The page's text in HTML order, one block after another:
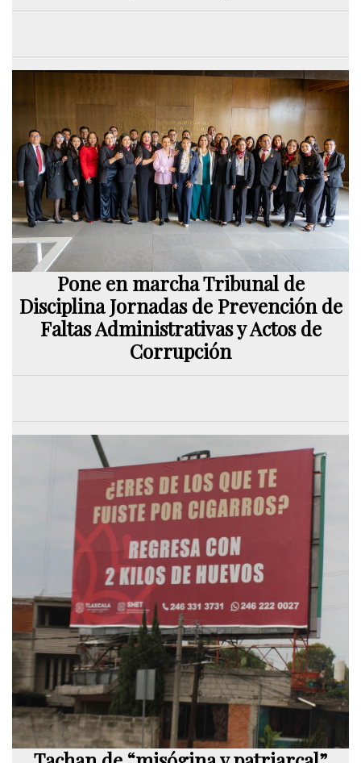
Pone en marcha Tribunal de
Disciplina Jornadas de Prevención de
Faltas Administrativas y Actos de
Corrupción